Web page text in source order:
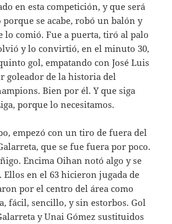
en esta competición, y que será
se acabe, robó un balón y
lo comió. Fue a puerta, tiró al palo
y lo convirtió, en el minuto 30,
gol, empatando con José Luis
goleador de la historia del
Bien por él. Y que siga
porque lo necesitamos.
empezó con un tiro de fuera del
que se fue fuera por poco.
Encima Oihan notó algo y se
en el 63 hicieron jugada de
por el centro del área como
fácil, sencillo, y sin estorbos. Gol
y Unai Gómez sustituidos